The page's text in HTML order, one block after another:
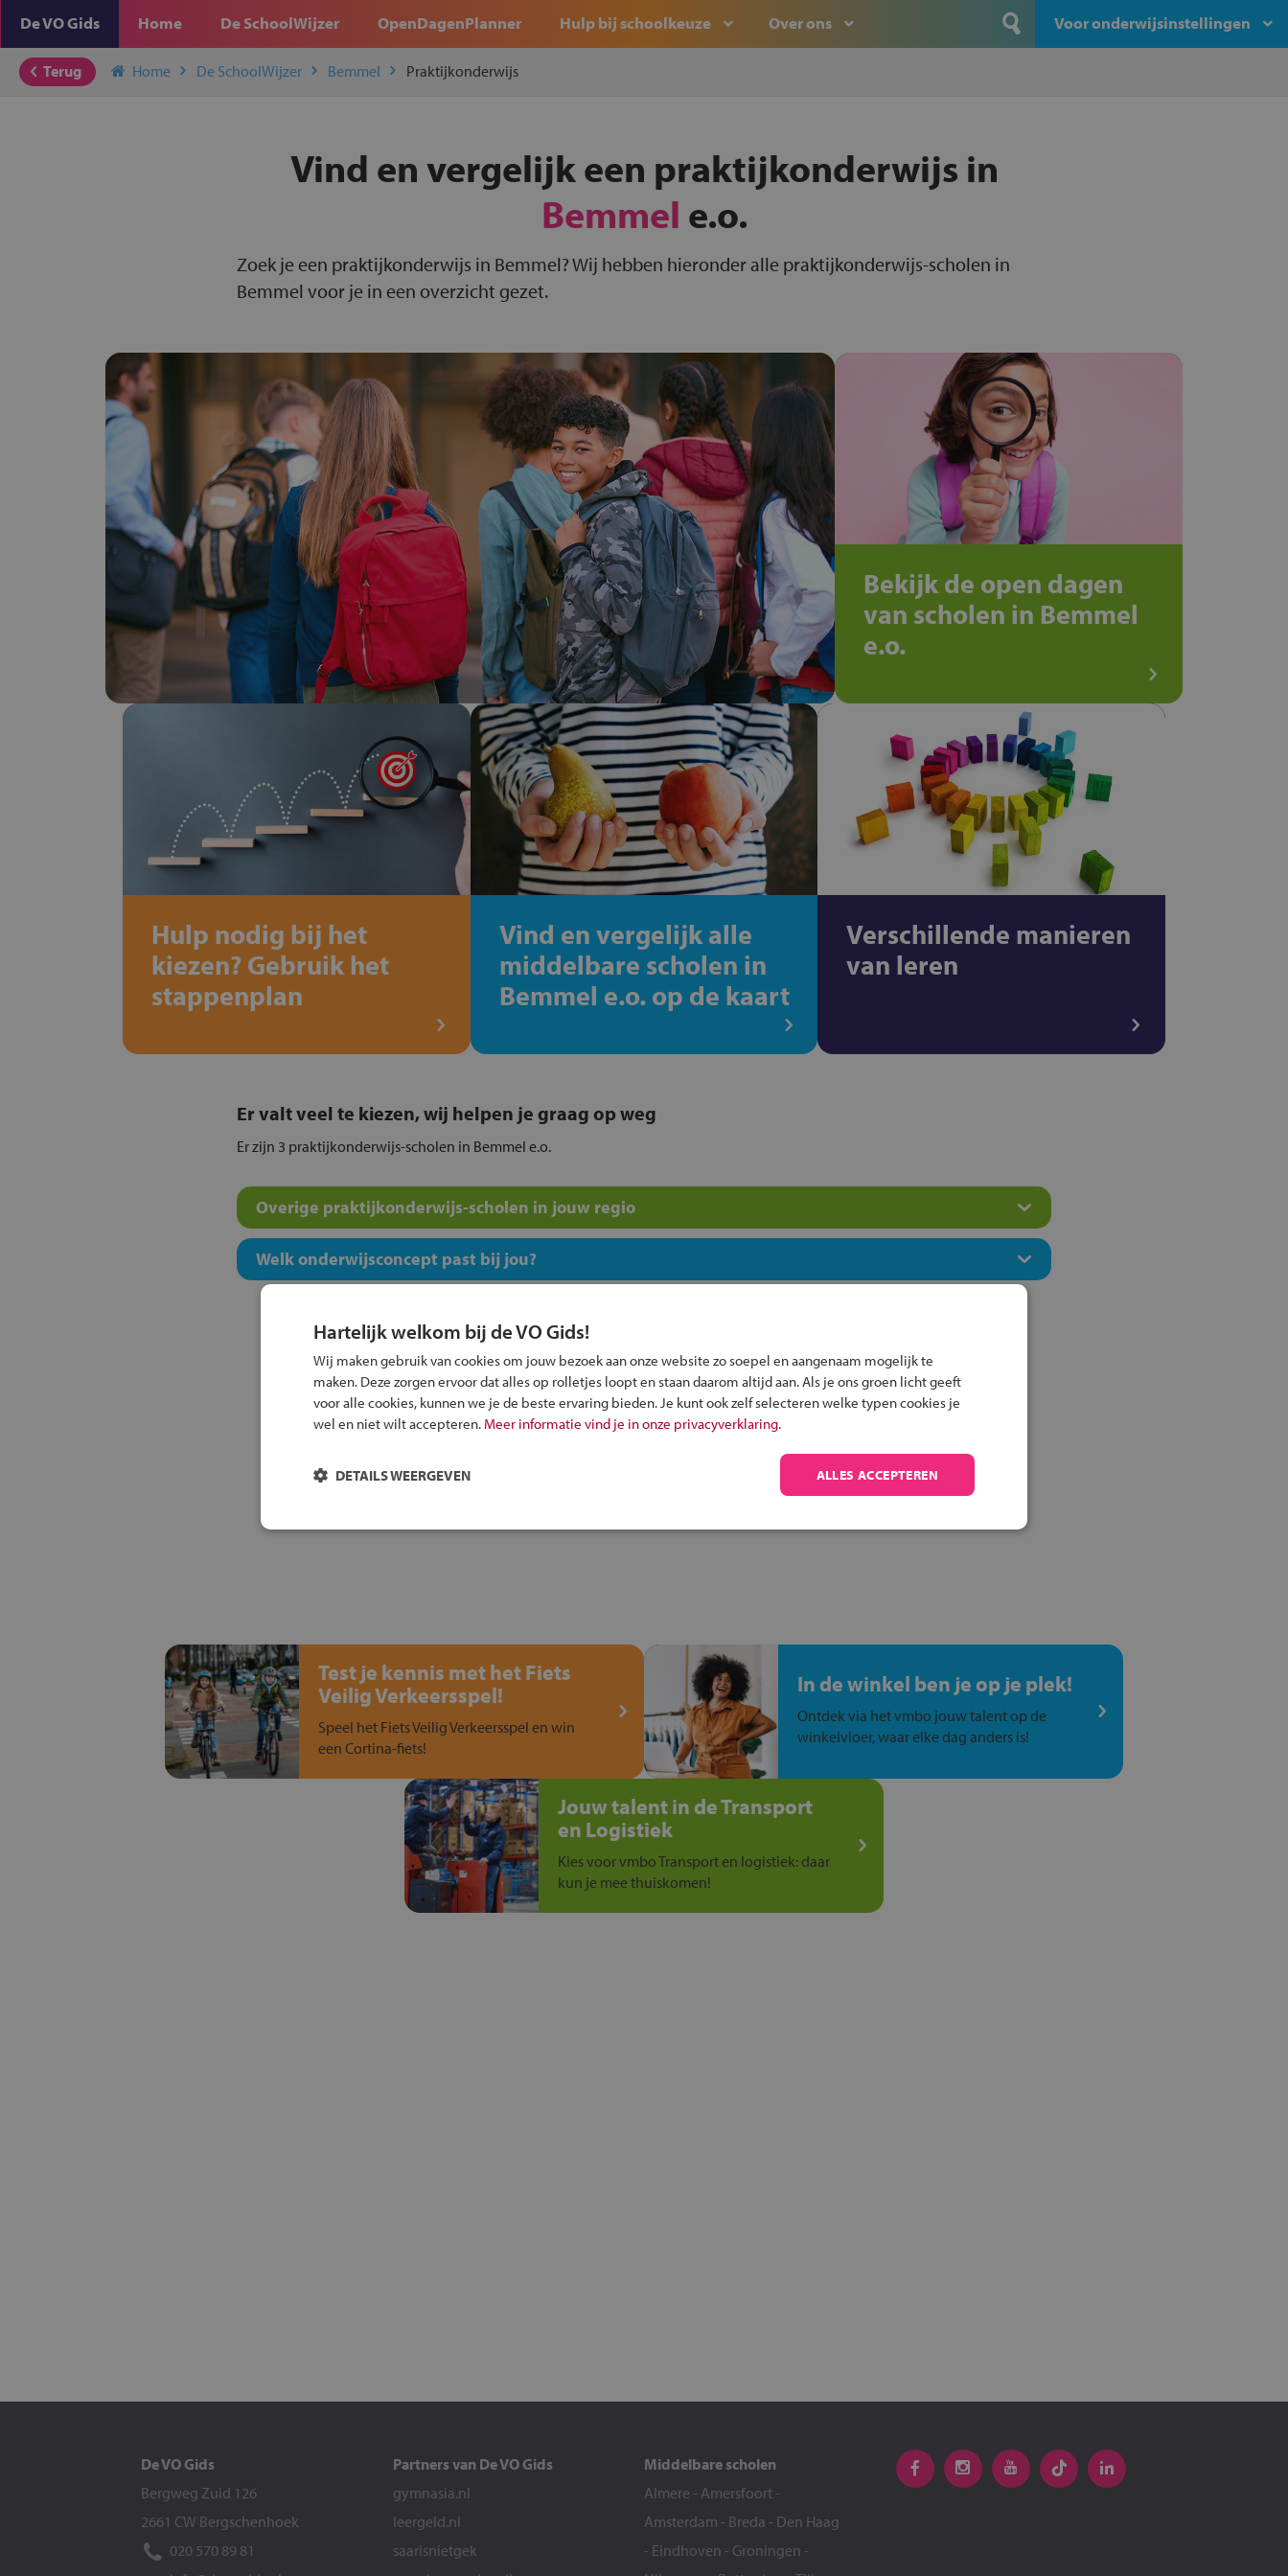
De VO Gids Home De SchoolWijzer OpenDagenPlanner Hulp bij schoolkeuze Over ons Voor onderwijsinstellingen
Terug Home De SchoolWijzer Bemmel Praktijkonderwijs
Vind en vergelijk een praktijkonderwijs in
Bemmel e.o.
Zoek je een praktijkonderwijs in Bemmel? Wij hebben hieronder alle praktijkonderwijs-scholen in
Bemmel voor je in een overzicht gezet.
Bekijk de open dagen
van scholen in Bemmel
e.o.
Hulp nodig bij het
kiezen? Gebruik het
stappenplan
Vind en vergelijk alle
middelbare scholen in
Bemmel e.o. op de kaart
Verschillende manieren
van leren
Er valt veel te kiezen, wij helpen je graag op weg
Er zijn 3 praktijkonderwijs-scholen in Bemmel e.o.
Overige praktijkonderwijs-scholen in jouw regio
Welk onderwijsconcept past bij jou?
Inschrijven?
Alle informatie om je kind aan te melden bij
Test je kennis met het Fiets
Veilig Verkeersspel!
Speel het Fiets Veilig Verkeersspel en win
een Cortina-fiets!
In de winkel ben je op je plek!
Ontdek via het vmbo jouw talent op de
winkelvloer, waar elke dag anders is!
Jouw talent in de Transport
en Logistiek
Kies voor vmbo Transport en logistiek: daar
kun je mee thuiskomen!
De VO Gids
Bergweg Zuid 126
2661 CW Bergschenhoek
020 570 89 81
Partners van De VO Gids
gymnasia.nl
leergeld.nl
saarisnietgek
Middelbare scholen
Almere - Amersfoort -
Amsterdam - Breda - Den Haag
- Eindhoven - Groningen -
Hartelijk welkom bij de VO Gids!
Wij maken gebruik van cookies om jouw bezoek aan onze website zo soepel en aangenaam mogelijk te
maken. Deze zorgen ervoor dat alles op rolletjes loopt en staan daarom altijd aan. Als je ons groen licht geeft
voor alle cookies, kunnen we je de beste ervaring bieden. Je kunt ook zelf selecteren welke typen cookies je
wel en niet wilt accepteren. Meer informatie vind je in onze privacyverklaring.
ALLES ACCEPTEREN
DETAILS WEERGEVEN